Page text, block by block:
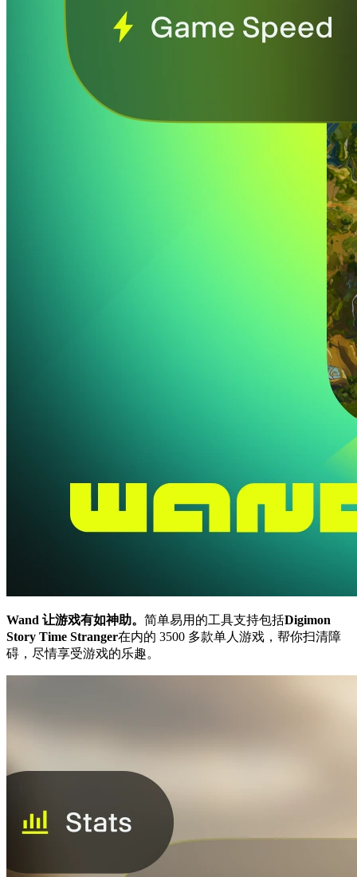
Wand 让游戏有如神助。 简单易用的工具支持包括Digimon
Story Time Stranger在内的 3500 多款单人游戏，帮你扫清障
碍，尽情享受游戏的乐趣。